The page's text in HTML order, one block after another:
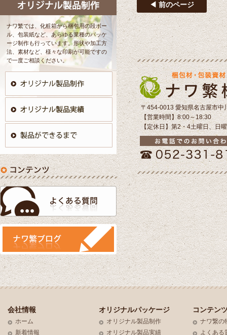
◀ 前のページ
〒454-0013 愛知県名古屋市中
【営業時間】8:00～18:30
【定休日】第2・4土曜日、日
ナワ繁では、化粧箱から梱包用の段ボー
ル、包装紙など、あらゆる業種のパッケ
ージ制作も行っています。形状や加工方
法、素材など、様々な印刷が可能ですの
で一度ご相談ください。
会社情報
ホーム
新着情報
オリジナルパッケージ
オリジナル製品制作
オリジナル製品実績
コンテン
ナワ繋の
よくある